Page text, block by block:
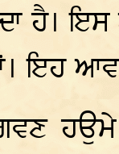
ਹੈ।
ਇਹ
ਹਉਮੇ